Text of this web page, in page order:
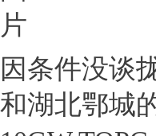
因条件没谈
和湖北鄂城